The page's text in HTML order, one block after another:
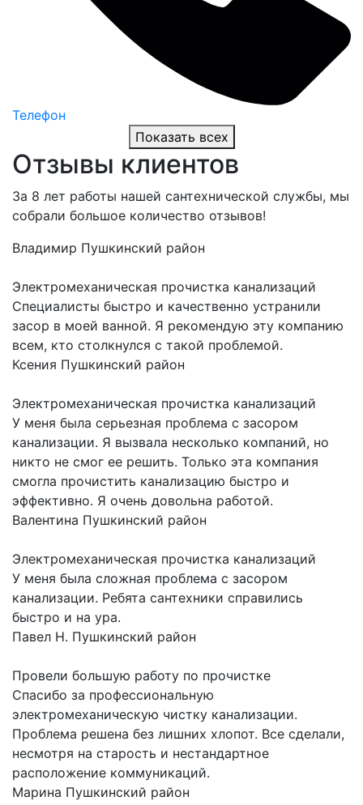
Телефон
Показать всех
Отзывы клиентов
За 8 лет работы нашей сантехнической службы, мы
собрали большое количество отзывов!
Владимир Пушкинский район
Электромеханическая прочистка канализаций
Специалисты быстро и качественно устранили
засор в моей ванной. Я рекомендую эту компанию
всем, кто столкнулся с такой проблемой.
Ксения Пушкинский район
Электромеханическая прочистка канализаций
У меня была серьезная проблема с засором
канализации. Я вызвала несколько компаний, но
никто не смог ее решить. Только эта компания
смогла прочистить канализацию быстро и
эффективно. Я очень довольна работой.
Валентина Пушкинский район
Электромеханическая прочистка канализаций
У меня была сложная проблема с засором
канализации. Ребята сантехники справились
быстро и на ура.
Павел Н. Пушкинский район
Провели большую работу по прочистке
Спасибо за профессиональную
электромеханическую чистку канализации.
Проблема решена без лишних хлопот. Все сделали,
несмотря на старость и нестандартное
расположение коммуникаций.
Марина Пушкинский район